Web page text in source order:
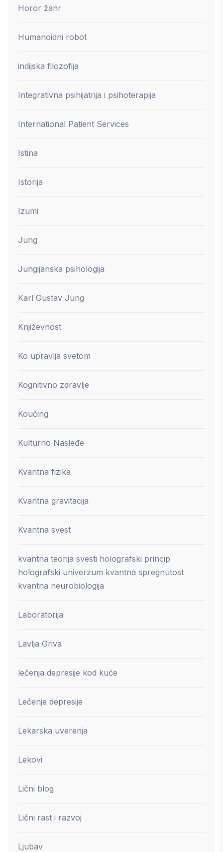
Horor žanr
Humanoidni robot
indijska filozofija
Integrativna psihijatrija i psihoterapija
International Patient Services
Istina
Istorija
Izumi
Jung
Jungijanska psihologija
Karl Gustav Jung
Književnost
Ko upravlja svetom
Kognitivno zdravlje
Koučing
Kulturno Nasleđe
Kvantna fizika
Kvantna gravitacija
Kvantna svest
kvantna teorija svesti holografski princip
holografski univerzum kvantna spregnutost
kvantna neurobiologija
Laboratorija
Lavlja Griva
lečenja depresije kod kuće
Lečenje depresije
Lekarska uverenja
Lekovi
Lični blog
Lični rast i razvoj
Ljubav